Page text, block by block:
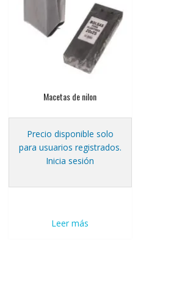
Macetas de nilon
Precio disponible solo
para usuarios registrados.
Inicia sesión
Leer más